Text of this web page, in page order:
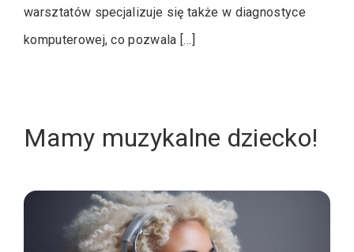
warsztatów specjalizuje się także w diagnostyce
komputerowej, co pozwala […]
Mamy muzykalne dziecko!